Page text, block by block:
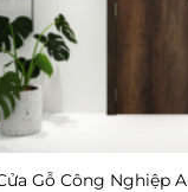
Gỗ Công Nghiệp